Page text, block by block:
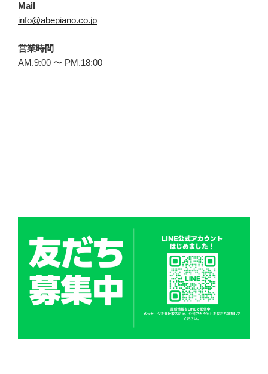
Mail
info@abepiano.co.jp
営業時間
AM.9:00 〜 PM.18:00